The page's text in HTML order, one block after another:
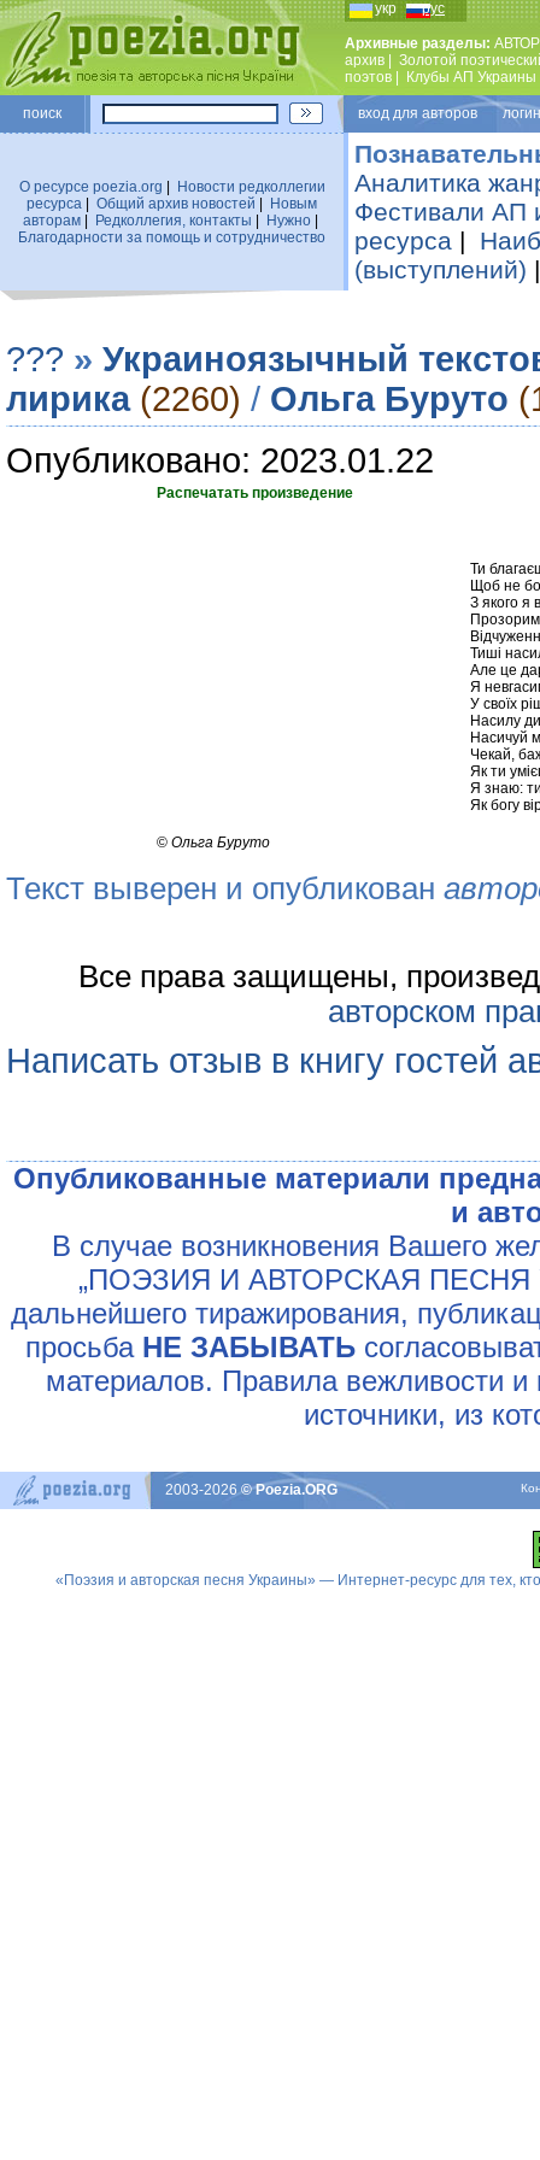
укр рус
Архивные разделы:
архив
Золотой
поэтов
Клубы АП Украины
поиск вход для авторов
О ресурсе poezia.org
Новости редколлегии
ресурса
Общий архив новостей
Новым
авторам| Редколлегия, контакты Нужно|
Благодарности за помощь и сотрудничество
Аналитика
Фестивали АП
ресурса |
(выступлений)
??? » Украиноязычный
лирика (2260) / Ольга Буруто
Опубликовано: 2023.01.22
Распечатать произведение
Ти
Щоб не
З якого я
Тиші
Але це
Я
У своїх
Насилу
Насичуй
Чекай,
Як ти
Я знаю:
Як богу
© Ольга Буруто
Текст выверен и опубликован
Все права защищены,
авторском
Написать отзыв в книгу гостей
Опубликованные материали
и
В случае возникновения Вашего
„ПОЭЗИЯ И АВТОРСКАЯ ПЕСНЯ
дальнейшего тиражирования,
просьба НЕ ЗАБЫВАТЬ
материалов. Правила вежливости и
источники, из
2003-2026© Poezia.ORG
«Поэзия и авторская песня Украины» — Интернет-ресурс для тех,